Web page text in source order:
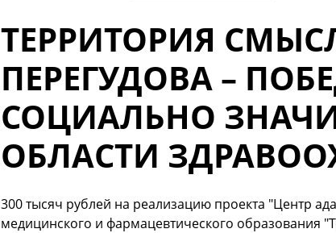
ТЕРРИТОРИЯ
ПЕРЕГУДОВА –
СОЦИАЛЬНО
ОБЛАСТИ
300 тысяч рублей на реализацию проекта "Центр
медицинского и фармацевтического образования